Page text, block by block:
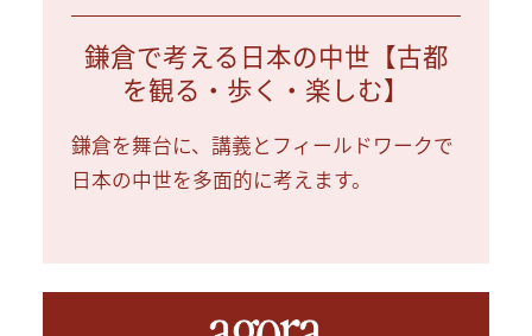
鎌倉で考える日本の中世【古都
を観る・歩く・楽しむ】
鎌倉を舞台に、講義とフィールドワークで
日本の中世を多面的に考えます。